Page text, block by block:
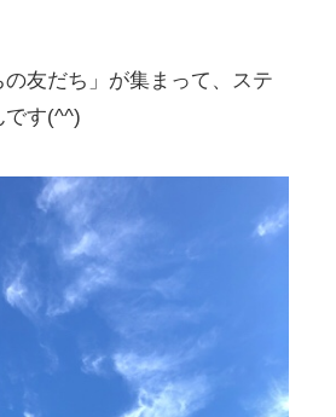
友だち」が集まって、ステ
です(^^)